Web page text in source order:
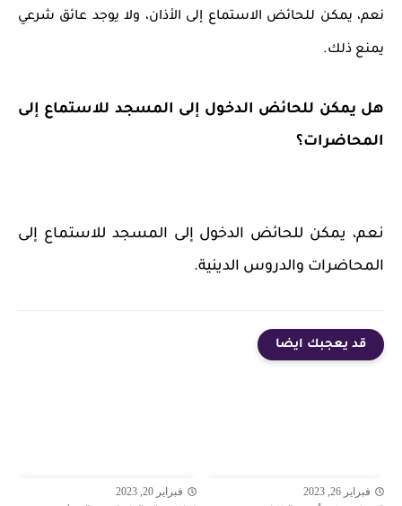
نعم، يمكن للحائض الاستماع إلى الأذان، ولا يوجد عائق شرعي
يمنع ذلك.
هل يمكن للحائض الدخول إلى المسجد للاستماع إلى
المحاضرات؟
نعم، يمكن للحائض الدخول إلى المسجد للاستماع إلى
المحاضرات والدروس الدينية.
قد يعجبك ايضا
فبراير 26, 2023 فبراير 20, 2023